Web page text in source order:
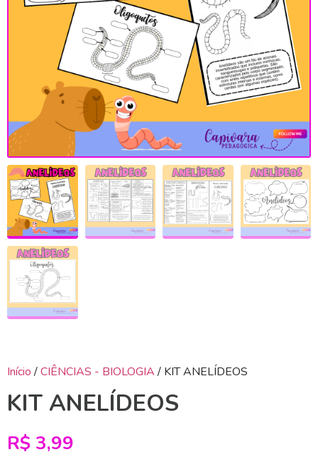
Início /CIÊNCIAS - BIOLOGIA / KIT ANELÍDEOS
KIT ANELÍDEOS
R$ 3,99